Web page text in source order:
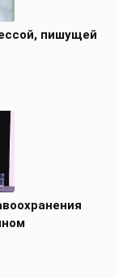
пишущей